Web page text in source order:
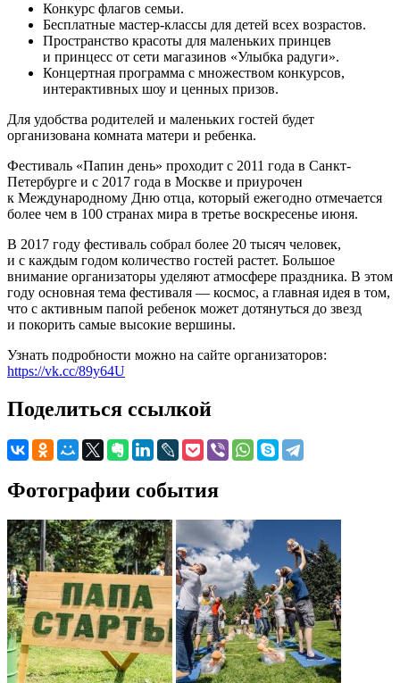
Конкурс флагов семьи.
Бесплатные мастер-классы для детей всех возрастов.
Пространство красоты для маленьких принцев
и принцесс от сети магазинов «Улыбка радуги».
Концертная программа с множеством конкурсов,
интерактивных шоу и ценных призов.
Для удобства родителей и маленьких гостей будет
организована комната матери и ребенка.
Фестиваль «Папин день» проходит с 2011 года в Санкт-
Петербурге и с 2017 года в Москве и приурочен
к Международному Дню отца, который ежегодно отмечается
более чем в 100 странах мира в третье воскресенье июня.
В 2017 году фестиваль собрал более 20 тысяч человек,
и с каждым годом количество гостей растет. Большое
внимание организаторы уделяют атмосфере праздника. В этом
году основная тема фестиваля — космос, а главная идея в том,
что с активным папой ребенок может дотянуться до звезд
и покорить самые высокие вершины.
Узнать подробности можно на сайте организаторов:
https://vk.cc/89y64U
Поделиться ссылкой
Фотографии события